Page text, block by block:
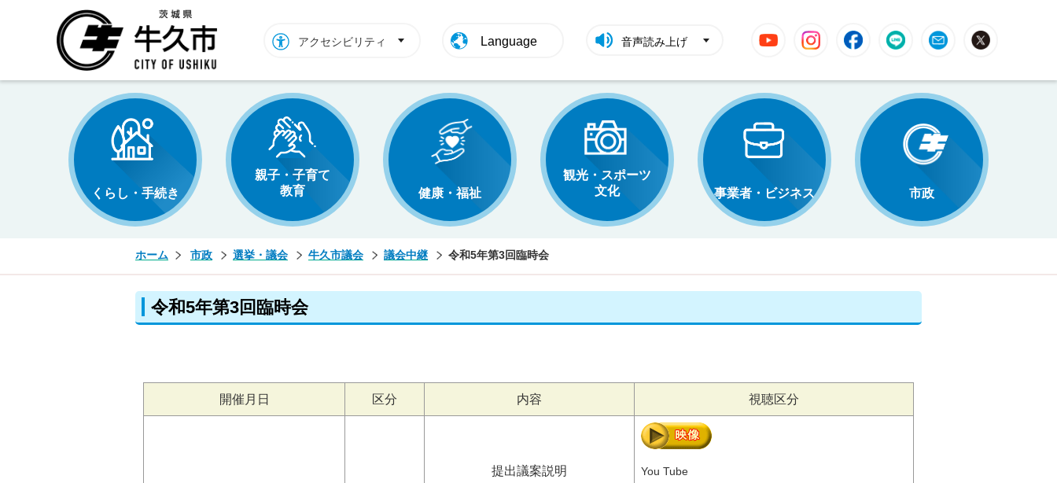
アクセシビリティ Language 音声読み上げ
YouTube InstagramFacebookLINE Mail
くらし・手続き
親子・子育て
教育
健康・福祉
観光・スポーツ
文化
事業者・ビジネス 市政
ホーム 市政 選挙・議会 牛久市議会 議会中継 令和5年第3回臨時会
令和5年第3回臨時会
開催月日 区分 内容 視聴区分
提出議案説明
You Tube